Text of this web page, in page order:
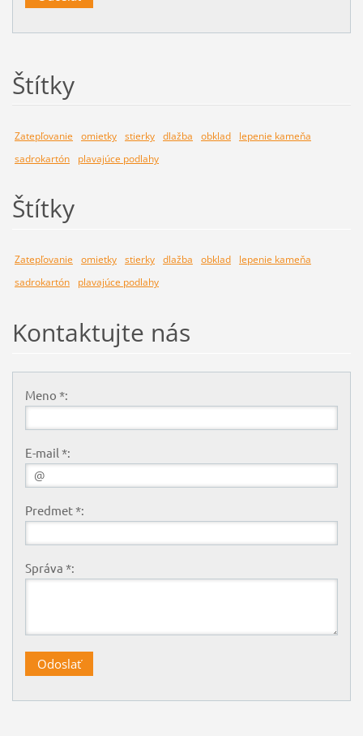
Štítky
Zatepľovanie omietky stierky dlažba obklad
lepenie kameňa
sadrokartón
plavajúce podlahy
Štítky
Zatepľovanie omietky stierky dlažba obklad
lepenie kameňa
sadrokartón
plavajúce podlahy
Kontaktujte nás
Meno *:
E-mail *:
Predmet *:
Správa *: